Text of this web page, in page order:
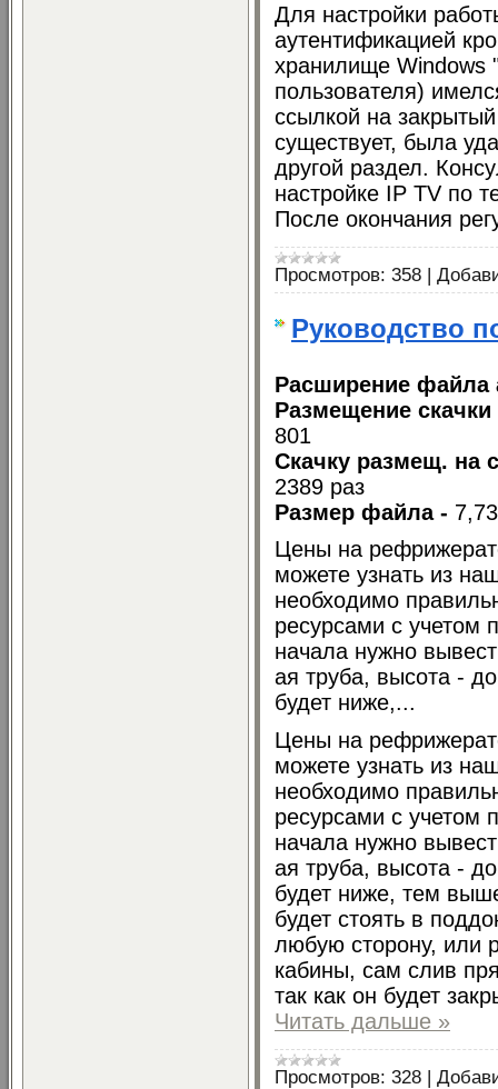
Для настройки
аутентификацией
хранилище Windows
пользователя)
ссылкой на
существует, была
другой раздел.
настройке IP TV по
После окончания
Просмотров: 358 |
Руководство
Расширение файла
Размещение
801
Скачку размещ. на
2389 раз
Размер файла -
Цены на
можете узнать из
необходимо
ресурсами с учетом
начала нужно
ая труба, высота -
будет ниже,...
Цены на
можете узнать из
необходимо
ресурсами с учетом
начала нужно
ая труба, высота -
будет ниже, тем
будет стоять в
любую сторону, или
кабины, сам слив
так как он будет
Читать дальше »
Просмотров: 328 |